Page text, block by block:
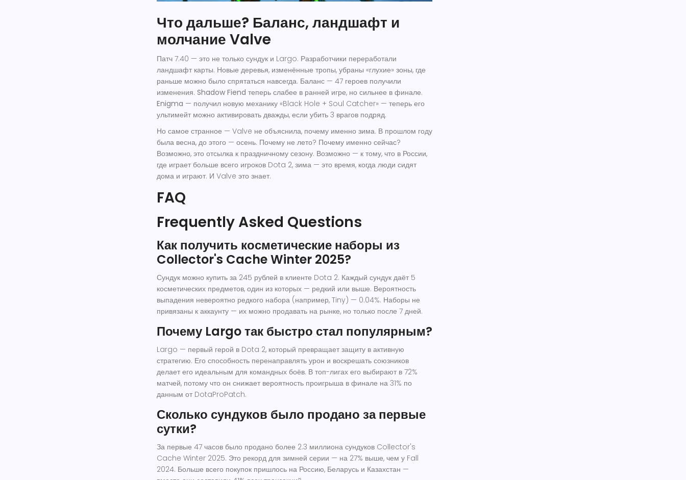
Что дальше? Баланс, ландшафт и
молчание Valve
Патч 7.40 — это не только сундук и Largo. Разработчики переработали
ландшафт карты. Новые деревья, изменённые тропы, убраны «глухие» зоны, где
раньше можно было спрятаться навсегда. Баланс — 47 героев получили
изменения. Shadow Fiend теперь слабее в ранней игре, но сильнее в финале.
Enigma — получил новую механику «Black Hole + Soul Catcher» — теперь его
ультимейт можно активировать дважды, если убить 3 врагов подряд.
Но самое странное — Valve не объяснила, почему именно зима. В прошлом году
была весна, до этого — осень. Почему не лето? Почему именно сейчас?
Возможно, это отсылка к праздничному сезону. Возможно — к тому, что в России,
где играет больше всего игроков Dota 2, зима — это время, когда люди сидят
дома и играют. И Valve это знает.
FAQ
Frequently Asked Questions
Как получить косметические наборы из
Collector's Cache Winter 2025?
Сундук можно купить за 245 рублей в клиенте Dota 2. Каждый сундук даёт 5
косметических предметов, один из которых — редкий или выше. Вероятность
выпадения невероятно редкого набора (например, Tiny) — 0.04%. Наборы не
привязаны к аккаунту — их можно продавать на рынке, но только после 7 дней.
Почему Largo так быстро стал популярным?
Largo — первый герой в Dota 2, который превращает защиту в активную
стратегию. Его способность перенаправлять урон и воскрешать союзников
делает его идеальным для командных боёв. В топ-лигах его выбирают в 72%
матчей, потому что он снижает вероятность проигрыша в финале на 31% по
данным от DotaProPatch.
Сколько сундуков было продано за первые
сутки?
За первые 47 часов было продано более 2.3 миллиона сундуков Collector's
Cache Winter 2025. Это рекорд для зимней серии — на 27% выше, чем у Fall
2024. Больше всего покупок пришлось на Россию, Беларусь и Казахстан —